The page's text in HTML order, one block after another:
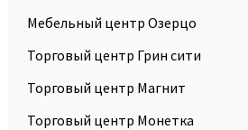
Мебельный центр Озерцо
Торговый центр Грин сити
Торговый центр Магнит
Торговый центр Монетка